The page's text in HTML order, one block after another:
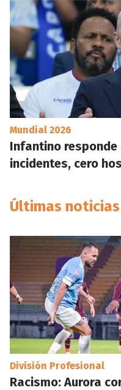
Mundial 2026
Infantino
incidentes, cero
Últimas noticias
División Profesional
Racismo: Aurora